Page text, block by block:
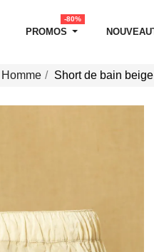
PROMOS
-80%
Short de bain